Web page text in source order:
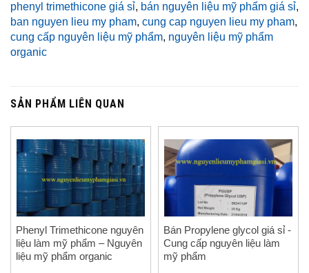
phenyl trimethicone giá sỉ, bán nguyên liệu mỹ phẩm giá sỉ,
ban nguyen lieu my pham, cung cap nguyen lieu my pham,
cung cấp nguyên liệu mỹ phẩm, nguyên liệu mỹ phẩm
organic
SẢN PHẨM LIÊN QUAN
Phenyl Trimethicone nguyên
liệu làm mỹ phẩm – Nguyên
liệu mỹ phẩm organic
Bán Propylene glycol giá sỉ -
Cung cấp nguyên liệu làm
mỹ phẩm